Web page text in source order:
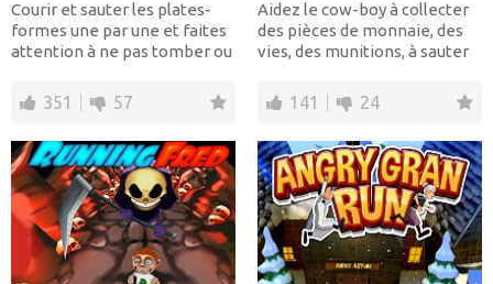
Courir et sauter les plates-
formes une par une et faites
attention à ne pas tomber ou
351 57
Aidez le cow-boy à collecter
des pièces de monnaie, des
vies, des munitions, à sauter
141 24